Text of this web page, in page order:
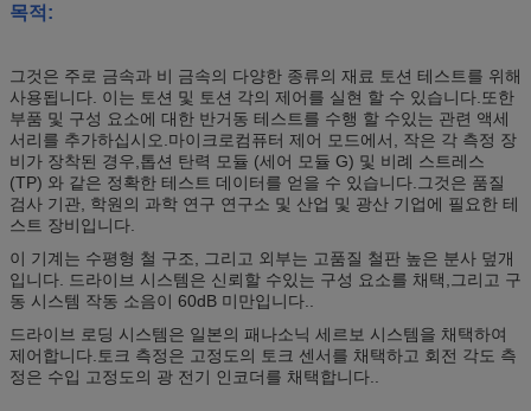
목적:
그것은 주로 금속과 비 금속의 다양한 종류의 재료 토션 테스트를 위해
사용됩니다. 이는 토션 및 토션 각의 제어를 실현 할 수 있습니다.또한
부품 및 구성 요소에 대한 반거동 테스트를 수행 할 수있는 관련 액세
서리를 추가하십시오.마이크로컴퓨터 제어 모드에서, 작은 각 측정 장
비가 장착된 경우,톱션 탄력 모듈 (세어 모듈 G) 및 비례 스트레스
(TP) 와 같은 정확한 테스트 데이터를 얻을 수 있습니다.그것은 품질
검사 기관, 학원의 과학 연구 연구소 및 산업 및 광산 기업에 필요한 테
스트 장비입니다.
이 기계는 수평형 철 구조, 그리고 외부는 고품질 철판 높은 분사 덮개
입니다. 드라이브 시스템은 신뢰할 수있는 구성 요소를 채택,그리고 구
동 시스템 작동 소음이 60dB 미만입니다..
드라이브 로딩 시스템은 일본의 패나소닉 세르보 시스템을 채택하여
제어합니다.토크 측정은 고정도의 토크 센서를 채택하고 회전 각도 측
정은 수입 고정도의 광 전기 인코더를 채택합니다..